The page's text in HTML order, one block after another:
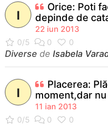
I
Orice: Poti
depinde de
22 iun 2013
Diverse de Isabela
I
Placerea:
moment,dar
11 ian 2013